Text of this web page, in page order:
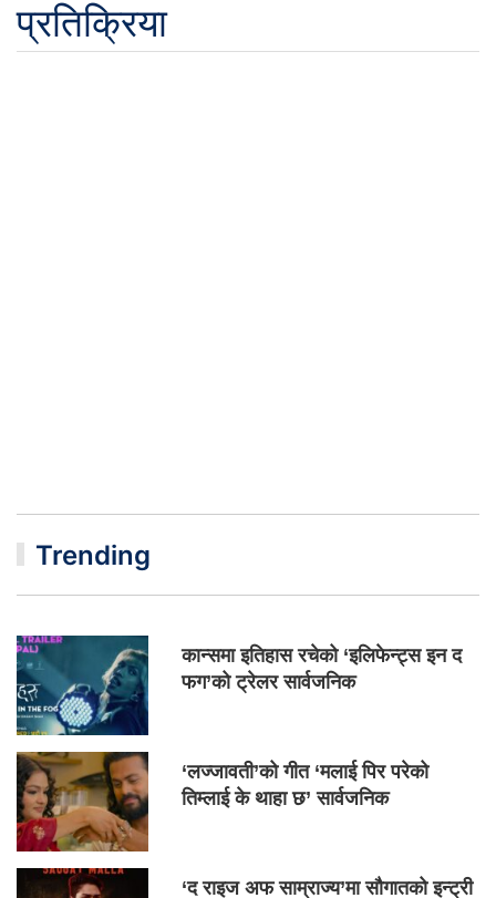
प्रतिक्रिया
Trending
कान्समा इतिहास रचेको ‘इलिफेन्ट्स इन द
फग’को ट्रेलर सार्वजनिक
‘लज्जावती’को गीत ‘मलाई पिर परेको
तिम्लाई के थाहा छ’ सार्वजनिक
‘द राइज अफ साम्राज्य’मा सौगातको इन्ट्री